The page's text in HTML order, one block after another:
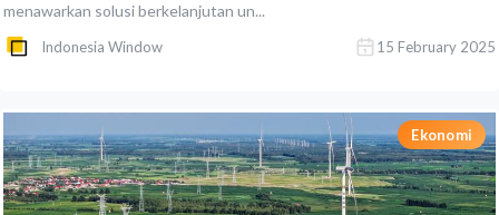
menawarkan solusi berkelanjutan un...
Indonesia Window 15 February 2025
Ekonomi